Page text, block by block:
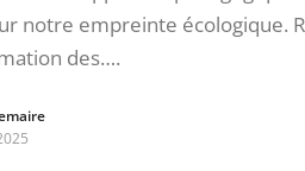
notre empreinte écologique.
des….